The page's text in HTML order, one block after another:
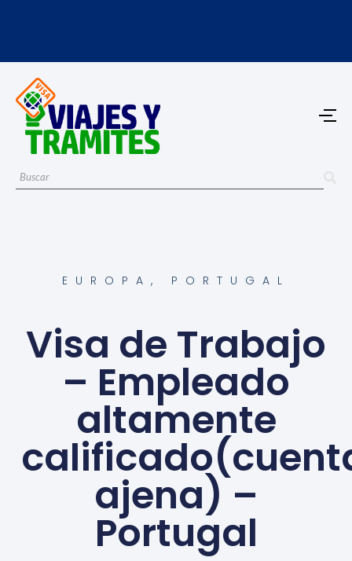
EUROPA , PORTUGAL
Visa de Trabajo
– Empleado
altamente
ajena) –
Portugal